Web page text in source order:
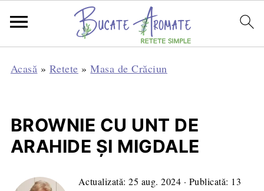
Acasă » Retete »Masa de Crăciun
BROWNIE CU UNT DE
ARAHIDE ȘI MIGDALE
Actualizată:25 aug. 2024 · Publicată: 13